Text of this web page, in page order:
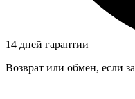
14 дней гарантии
Возврат или обмен, если